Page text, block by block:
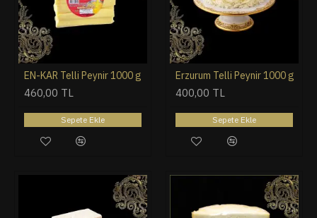
EN-KAR Telli Peynir 1000 g
460,00 TL
Sepete Ekle
Erzurum Telli Peynir 1000 g
400,00 TL
Sepete Ekle